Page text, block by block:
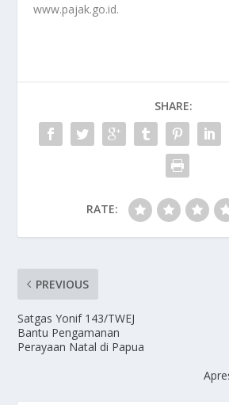
www.pajak.go.id.
SHARE:
RATE:
PREVIOUS
Satgas Yonif 143/TWEJ
Bantu Pengamanan
Perayaan Natal di Papua